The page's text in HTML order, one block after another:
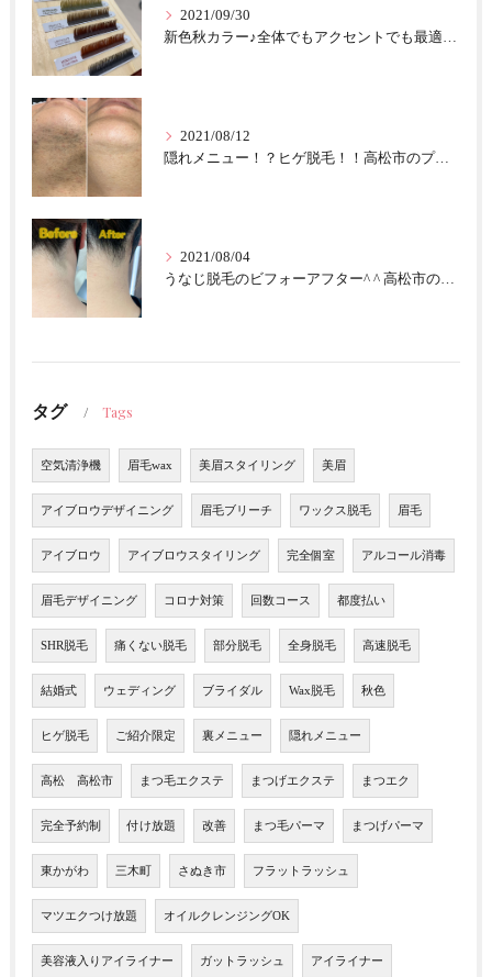
2021/09/30
2021/08/12
隠れメニュー！？ヒゲ脱毛！！高松市のプライベートサロンfascil☆
2021/08/04
うなじ脱毛のビフォーアフター^ ^ 高松市のプライベートサロンfascil☆
タグ Tags
空気清浄機 眉毛wax 美眉スタイリング 美眉
アイブロウデザイニング 眉毛ブリーチ ワックス脱毛 眉毛
アイブロウ アイブロウスタイリング 完全個室 アルコール消毒
眉毛デザイニング コロナ対策 回数コース 都度払い
SHR脱毛 痛くない脱毛 部分脱毛 全身脱毛 高速脱毛
結婚式 ウェディング ブライダル Wax脱毛 秋色
ヒゲ脱毛 ご紹介限定 裏メニュー 隠れメニュー
高松 高松市 まつ毛エクステ まつげエクステ まつエク
完全予約制 付け放題 改善 まつ毛パーマ まつげパーマ
東かがわ 三木町 さぬき市 フラットラッシュ
マツエクつけ放題 オイルクレンジングOK
美容液入りアイライナー ガットラッシュ アイライナー